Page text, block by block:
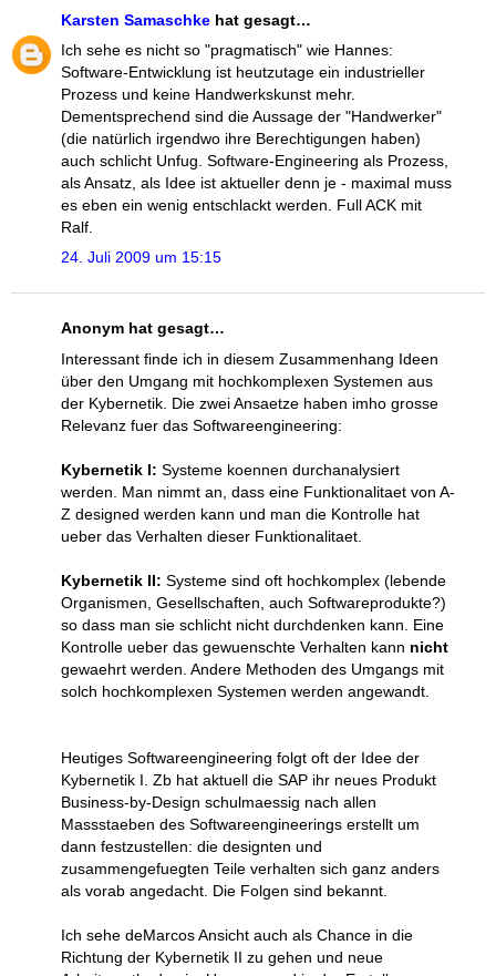
Karsten Samaschke hat gesagt…
Ich sehe es nicht so "pragmatisch" wie Hannes:
Software-Entwicklung ist heutzutage ein industrieller
Prozess und keine Handwerkskunst mehr.
Dementsprechend sind die Aussage der "Handwerker"
(die natürlich irgendwo ihre Berechtigungen haben)
auch schlicht Unfug. Software-Engineering als Prozess,
als Ansatz, als Idee ist aktueller denn je - maximal muss
es eben ein wenig entschlackt werden. Full ACK mit
Ralf.
24. Juli 2009 um 15:15
Anonym hat gesagt…
Interessant finde ich in diesem Zusammenhang Ideen
über den Umgang mit hochkomplexen Systemen aus
der Kybernetik. Die zwei Ansaetze haben imho grosse
Relevanz fuer das Softwareengineering:
Kybernetik I: Systeme koennen durchanalysiert
werden. Man nimmt an, dass eine Funktionalitaet von A-
Z designed werden kann und man die Kontrolle hat
ueber das Verhalten dieser Funktionalitaet.
Kybernetik II: Systeme sind oft hochkomplex (lebende
Organismen, Gesellschaften, auch Softwareprodukte?)
so dass man sie schlicht nicht durchdenken kann. Eine
Kontrolle ueber das gewuenschte Verhalten kann nicht
gewaehrt werden. Andere Methoden des Umgangs mit
solch hochkomplexen Systemen werden angewandt.
Heutiges Softwareengineering folgt oft der Idee der
Kybernetik I. Zb hat aktuell die SAP ihr neues Produkt
Business-by-Design schulmaessig nach allen
Massstaeben des Softwareengineerings erstellt um
dann festzustellen: die designten und
zusammengefuegten Teile verhalten sich ganz anders
als vorab angedacht. Die Folgen sind bekannt.
Ich sehe deMarcos Ansicht auch als Chance in die
Richtung der Kybernetik II zu gehen und neue